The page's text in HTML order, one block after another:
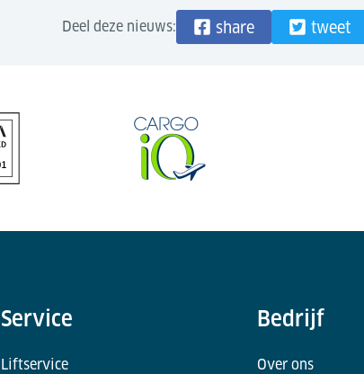
Deel deze nieuws: share tweet
Service
Liftservice
Bedrijf
Over ons